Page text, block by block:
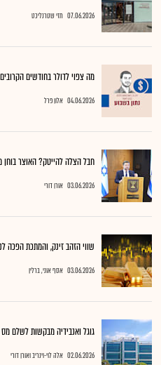
07.06.2026 חזי שטרנליכט
מה צפוי לדולר בחודשים
04.06.2026 אלון פרל
חבל הצלה להייטק? האוצר בוחן
03.06.2026 אורן דורי
שווי הזהב זינק, והמתכת הפכה
03.06.2026 אסף אוני, ברלין
גוגל ואנבידיה מבקשות לשלם
02.06.2026 אלה לוי-וינריב ואורן דורי